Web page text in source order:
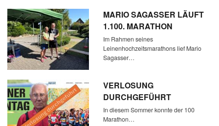
MARIO SAGASSER LÄUFT
1.100. MARATHON
Im Rahmen seines
Leinenhochzeitsmarathons lief Mario
Sagasser…
VERLOSUNG
DURCHGEFÜHRT
In diesem Sommer konnte der 100
Marathon…